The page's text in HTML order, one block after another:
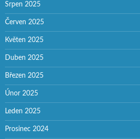
Srpen 2025
Červen 2025
Květen 2025
Duben 2025
Březen 2025
Únor 2025
Leden 2025
Prosinec 2024